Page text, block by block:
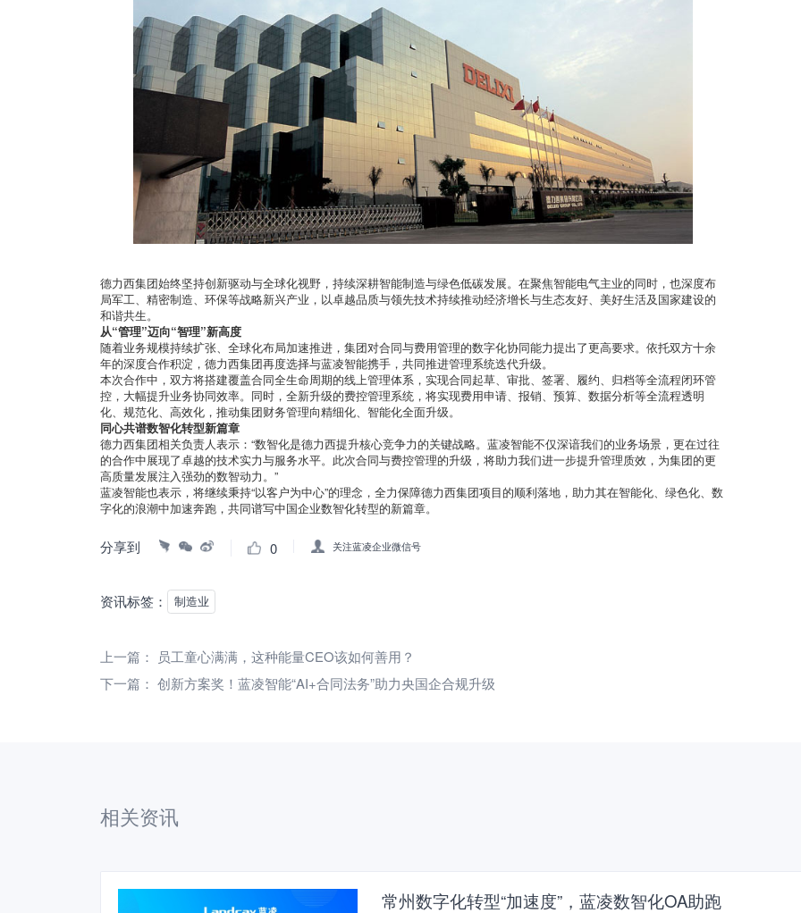
德力西集团始终坚持创新驱动与全球化视野，持续深耕智能制造与绿色低碳发展。在聚焦智能电气主业的同时，也深度布
局军工、精密制造、环保等战略新兴产业，以卓越品质与领先技术持续推动经济增长与生态友好、美好生活及国家建设的
和谐共生。
从“管理”迈向“智理”新高度
随着业务规模持续扩张、全球化布局加速推进，集团对合同与费用管理的数字化协同能力提出了更高要求。依托双方十余
年的深度合作积淀，德力西集团再度选择与蓝凌智能携手，共同推进管理系统迭代升级。
本次合作中，双方将搭建覆盖合同全生命周期的线上管理体系，实现合同起草、审批、签署、履约、归档等全流程闭环管
控，大幅提升业务协同效率。同时，全新升级的费控管理系统，将实现费用申请、报销、预算、数据分析等全流程透明
化、规范化、高效化，推动集团财务管理向精细化、智能化全面升级。
同心共谱数智化转型新篇章
德力西集团相关负责人表示：“数智化是德力西提升核心竞争力的关键战略。蓝凌智能不仅深谙我们的业务场景，更在过往
的合作中展现了卓越的技术实力与服务水平。此次合同与费控管理的升级，将助力我们进一步提升管理质效，为集团的更
高质量发展注入强劲的数智动力。”
蓝凌智能也表示，将继续秉持“以客户为中心”的理念，全力保障德力西集团项目的顺利落地，助力其在智能化、绿色化、数
字化的浪潮中加速奔跑，共同谱写中国企业数智化转型的新篇章。
分享到 0 关注蓝凌企业微信号
资讯标签： 制造业
上一篇：
员工童心满满，这种能量CEO该如何善用？
下一篇： 创新方案奖！蓝凌智能“AI+合同法务”助力央国企合规升级
相关资讯
常州数字化转型“加速度”，蓝凌数智化OA助跑